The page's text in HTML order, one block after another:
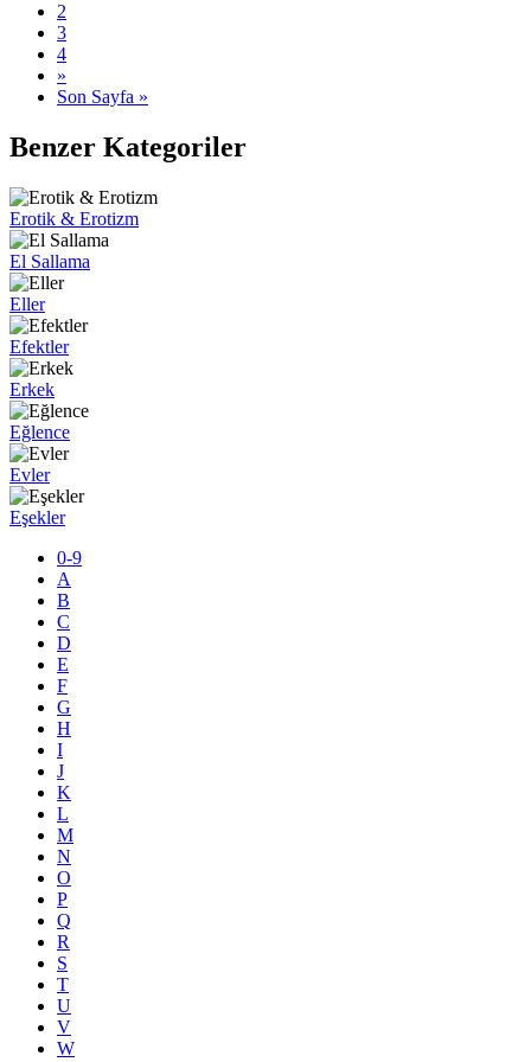
2
3
4
»
Son Sayfa »
Benzer Kategoriler
Erotik & Erotizm
El Sallama
Eller
Efektler
Erkek
Eğlence
Evler
Eşekler
0-9
A
B
C
D
E
F
G
H
I
J
K
L
M
N
O
P
Q
R
S
T
U
V
W